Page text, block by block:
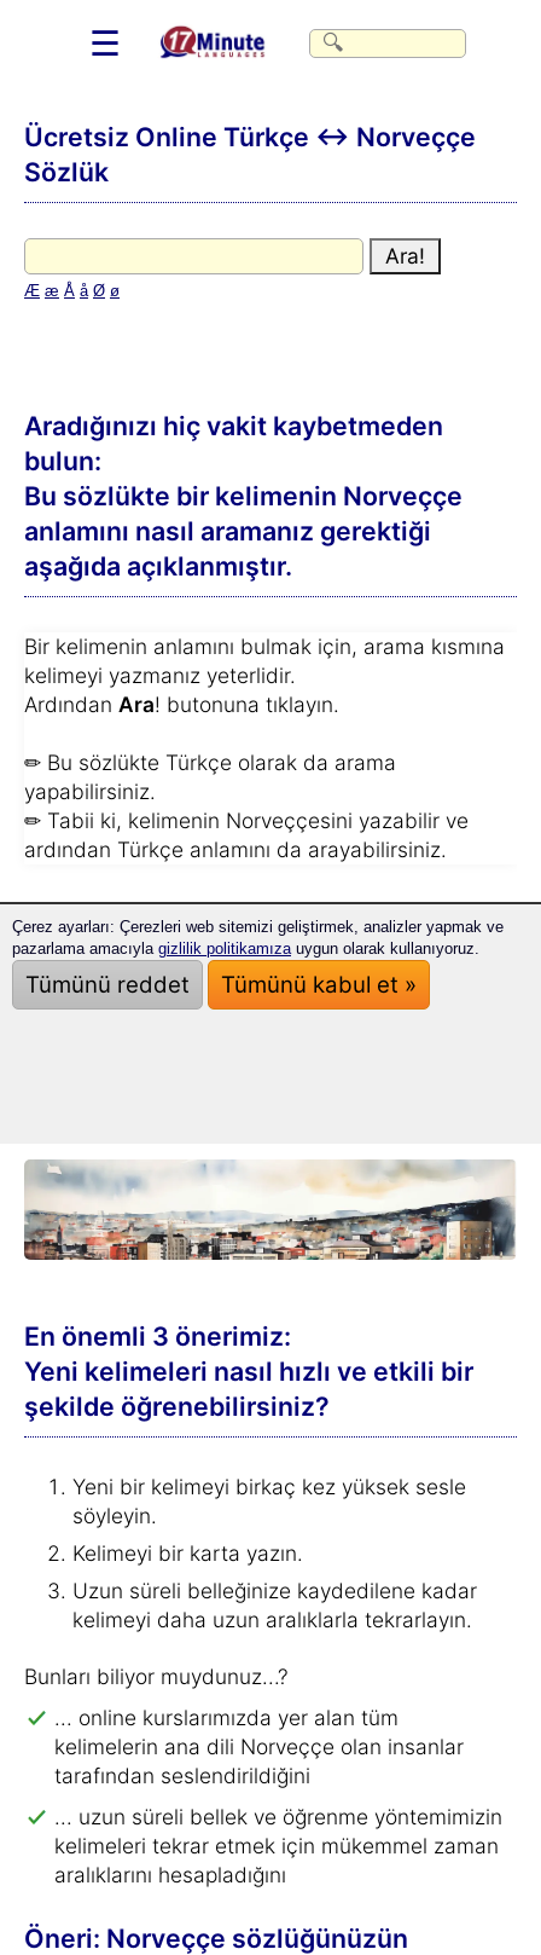
☰
Ücretsiz Online Türkçe ↔ Norveççe
Sözlük
Æ æ Å å Ø ø
Aradığınızı hiç vakit kaybetmeden
bulun:
Bu sözlükte bir kelimenin Norveççe
anlamını nasıl aramanız gerektiği
aşağıda açıklanmıştır.
Bir kelimenin anlamını bulmak için, arama kısmına
kelimeyi yazmanız yeterlidir.
Ardından Ara! butonuna tıklayın.
✏ Bu sözlükte Türkçe olarak da arama
yapabilirsiniz.
✏ Tabii ki, kelimenin Norveççesini yazabilir ve
ardından Türkçe anlamını da arayabilirsiniz.
Aradığınızı hızlı bir şekilde bulacaksınız:
Bu sözlük sadece kelime aramaktan çok daha
fazlasını yapabilir!
Ayrıca size bu kelimenin geçtiği kelime gruplarını
En önemli 3 önerimiz:
Yeni kelimeleri nasıl hızlı ve etkili bir
şekilde öğrenebilirsiniz?
Yeni bir kelimeyi birkaç kez yüksek sesle
söyleyin.
Kelimeyi bir karta yazın.
Uzun süreli belleğinize kaydedilene kadar
kelimeyi daha uzun aralıklarla tekrarlayın.
Bunları biliyor muydunuz...?
... online kurslarımızda yer alan tüm
kelimelerin ana dili Norveççe olan insanlar
tarafından seslendirildiğini
... uzun süreli bellek ve öğrenme yöntemimizin
kelimeleri tekrar etmek için mükemmel zaman
aralıklarını hesapladığını
Öneri: Norveççe sözlüğünüzün
Çerez ayarları: Çerezleri web sitemizi geliştirmek, analizler yapmak ve
pazarlama amacıyla gizlilik politikamızauygun olarak kullanıyoruz.
Tümünü reddet Tümünü kabul et »